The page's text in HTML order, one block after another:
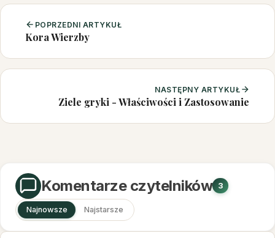
POPRZEDNI ARTYKUŁ
Kora Wierzby
NASTĘPNY ARTYKUŁ
Ziele gryki - Właściwości i Zastosowanie
Komentarze czytelników 3
Najnowsze Najstarsze